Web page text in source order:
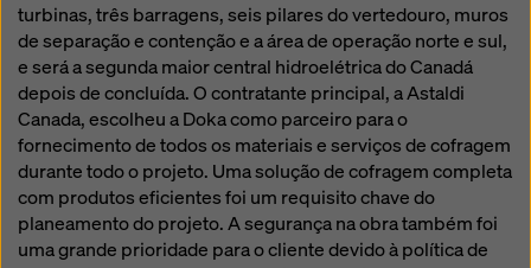
turbinas, três barragens, seis pilares do vertedouro, muros
de separação e contenção e a área de operação norte e sul,
e será a segunda maior central hidroelétrica do Canadá
depois de concluída. O contratante principal, a Astaldi
Canada, escolheu a Doka como parceiro para o
fornecimento de todos os materiais e serviços de cofragem
durante todo o projeto. Uma solução de cofragem completa
com produtos eficientes foi um requisito chave do
planeamento do projeto. A segurança na obra também foi
uma grande prioridade para o cliente devido à política de